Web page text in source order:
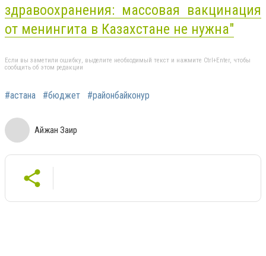
здравоохранения: массовая вакцинация
от менингита в Казахстане не нужна"
Если вы заметили ошибку, выделите необходимый текст и нажмите Ctrl+Enter, чтобы
сообщить об этом редакции
#астана #бюджет #районбайконур
Айжан Заир